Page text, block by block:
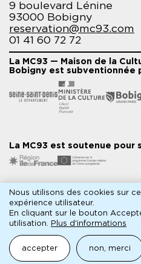
9 boulevard Lénine
93000 Bobigny
reservation@mc93.com
01 41 60 72 72
La MC93 — Maison de la
Bobigny est subventionnée
La MC93 est soutenue pour
Partenaires médias
Nous utilisons des cookies sur
expérience utilisateur.
En cliquant sur le bouton
utilisation.
Plus d'informations
accepter non, merci